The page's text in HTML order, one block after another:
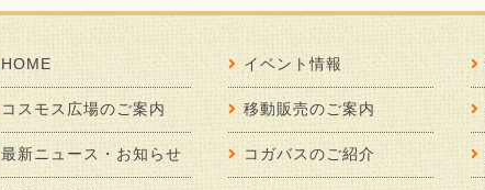
HOME
コスモス広場のご案内
最新ニュース・お知らせ
イベント情報
移動販売のご案内
コガバスのご紹介